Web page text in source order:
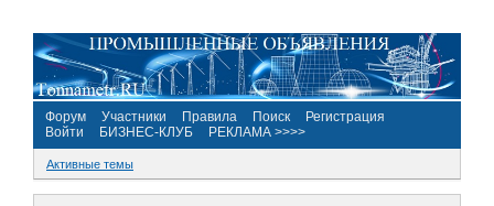
Форум Участники Правила Поиск
Регистрация
Войти
БИЗНЕС-КЛУБ РЕКЛАМА >>>>
Активные темы